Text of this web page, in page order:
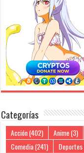
Categorías
Acción(402) Anime(3)
Comedia(241) Deportes